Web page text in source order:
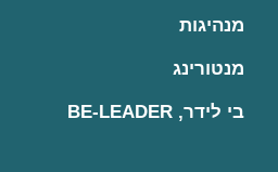
מנהיגות
מנטורינג
בי לידר, BE-LEADER